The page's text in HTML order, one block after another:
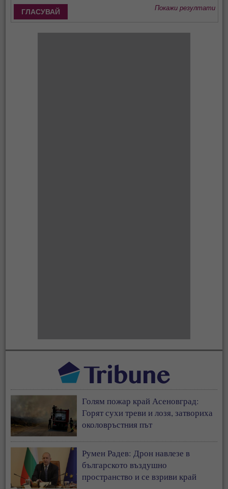
Покажи резултати
Голям пожар край Асеновград:
Горят сухи треви и лозя, затвориха
околовръстния път
Румен Радев: Дрон навлезе в
българското въздушно
пространство и се взриви край